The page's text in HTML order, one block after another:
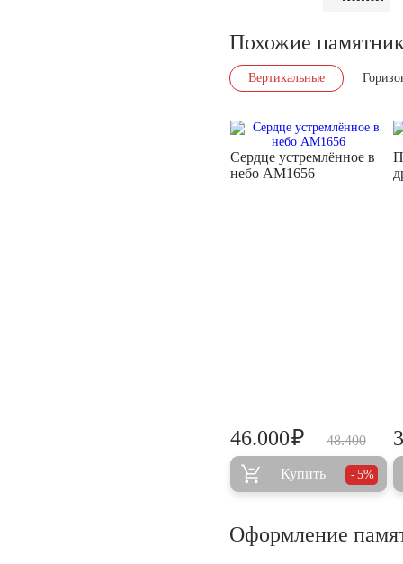
Похожие
Вертикальные
Сердце устремлённое в
небо AM1656
48.400
46.000₽
Купить 5%
Оформление